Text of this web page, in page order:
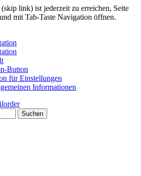
link) ist jederzeit zu erreichen, Seite
mit Tab-Taste Navigation öffnen.
Button
für Einstellungen
Informationen
Suchen